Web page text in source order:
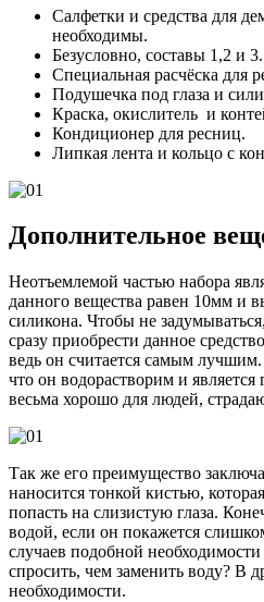
Салфетки и средства для
необходимы.
Безусловно, составы 1,2 и 3.
Специальная расчёска для
Подушечка под глаза и
Краска, окислитель и
Кондиционер для ресниц.
Липкая лента и кольцо с
Дополнительное
Неотъемлемой частью набора
данного вещества равен 10мм и
силикона. Чтобы не
сразу приобрести данное
ведь он считается самым
что он водорастворим и
весьма хорошо для людей,
Так же его преимущество
наносится тонкой кистью,
попасть на слизистую глаза.
водой, если он покажется
случаев подобной
спросить, чем заменить воду? В
необходимости.